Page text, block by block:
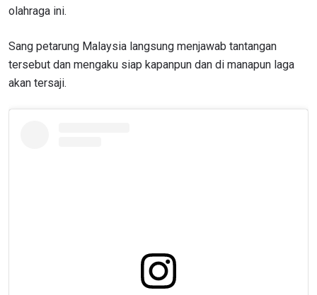
olahraga ini.
Sang petarung Malaysia langsung menjawab tantangan
tersebut dan mengaku siap kapanpun dan di manapun laga
akan tersaji.